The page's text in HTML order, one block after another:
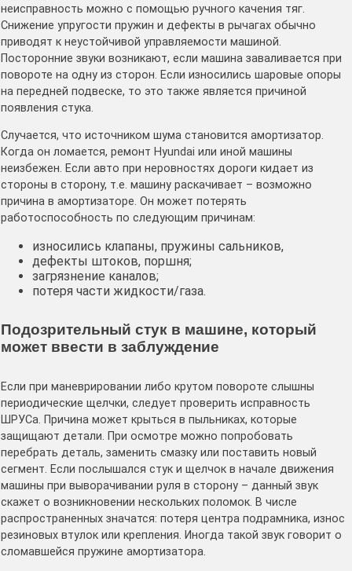
неисправность можно с помощью ручного качения тяг.
Снижение упругости пружин и дефекты в рычагах обычно
приводят к неустойчивой управляемости машиной.
Посторонние звуки возникают, если машина заваливается при
повороте на одну из сторон. Если износились шаровые опоры
на передней подвеске, то это также является причиной
появления стука.
Случается, что источником шума становится амортизатор.
Когда он ломается, ремонт Hyundai или иной машины
неизбежен. Если авто при неровностях дороги кидает из
стороны в сторону, т.е. машину раскачивает – возможно
причина в амортизаторе. Он может потерять
работоспособность по следующим причинам:
износились клапаны, пружины сальников,
дефекты штоков, поршня;
загрязнение каналов;
потеря части жидкости/газа.
Подозрительный стук в машине, который
может ввести в заблуждение
Если при маневрировании либо крутом повороте слышны
периодические щелчки, следует проверить исправность
ШРУСа. Причина может крыться в пыльниках, которые
защищают детали. При осмотре можно попробовать
перебрать деталь, заменить смазку или поставить новый
сегмент. Если послышался стук и щелчок в начале движения
машины при выворачивании руля в сторону – данный звук
скажет о возникновении нескольких поломок. В числе
распространенных значатся: потеря центра подрамника, износ
резиновых втулок или крепления. Иногда такой звук говорит о
сломавшейся пружине амортизатора.